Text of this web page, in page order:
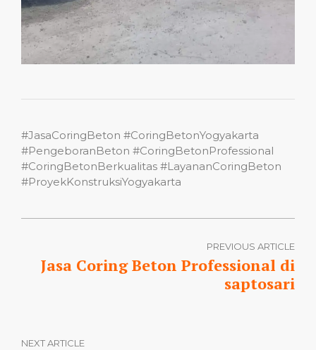
#JasaCoringBeton #CoringBetonYogyakarta
#PengeboranBeton #CoringBetonProfessional
#CoringBetonBerkualitas #LayananCoringBeton
#ProyekKonstruksiYogyakarta
PREVIOUS ARTICLE
Jasa Coring Beton Professional di
saptosari
NEXT ARTICLE